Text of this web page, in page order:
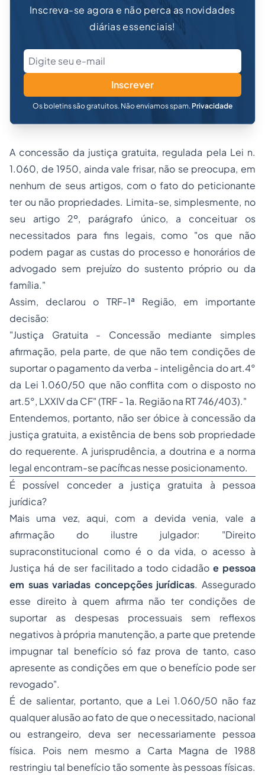
Inscreva-se agora e não perca as novidades
diárias essenciais!
Inscrever
Os boletins são gratuitos. Não enviamos spam. Privacidade
A concessão da justiça gratuita, regulada pela Lei n.
1.060, de 1950, ainda vale frisar, não se preocupa, em
nenhum de seus artigos, com o fato do peticionante
ter ou não propriedades. Limita-se, simplesmente, no
seu artigo 2º, parágrafo único, a conceituar os
necessitados para fins legais, como "os que não
podem pagar as custas do processo e honorários de
advogado sem prejuízo do sustento próprio ou da
família."
Assim, declarou o TRF-1ª Região, em importante
decisão:
"Justiça Gratuita - Concessão mediante simples
afirmação, pela parte, de que não tem condições de
suportar o pagamento da verba - inteligência do art.4°
da Lei 1.060/50 que não conflita com o disposto no
art.5°, LXXIV da CF" (TRF - 1a. Região na RT 746/403)."
Entendemos, portanto, não ser óbice à concessão da
justiça gratuita, a existência de bens sob propriedade
do requerente. A jurisprudência, a doutrina e a norma
legal encontram-se pacíficas nesse posicionamento.
É possível conceder a justiça gratuita à pessoa
jurídica?
Mais uma vez, aqui, com a devidavenia, vale a
afirmação do ilustre julgador: "Direito
supraconstitucional como é o da vida, o acesso à
Justiça há de ser facilitado a todo cidadãoe pessoa
em suas variadas concepções jurídicas. Assegurado
esse direito à quem afirma não ter condições de
suportar as despesas processuais sem reflexos
negativos à própria manutenção, a parte que pretende
impugnar tal benefício só faz prova de tanto, caso
apresente as condições em que o benefício pode ser
revogado".
É de salientar, portanto, que a Lei 1.060/50 não faz
qualquer alusão ao fato de que o necessitado, nacional
ou estrangeiro, deva ser necessariamente pessoa
física. Pois nem mesmo a Carta Magna de 1988
restringiu tal benefício tão somente às pessoas físicas.